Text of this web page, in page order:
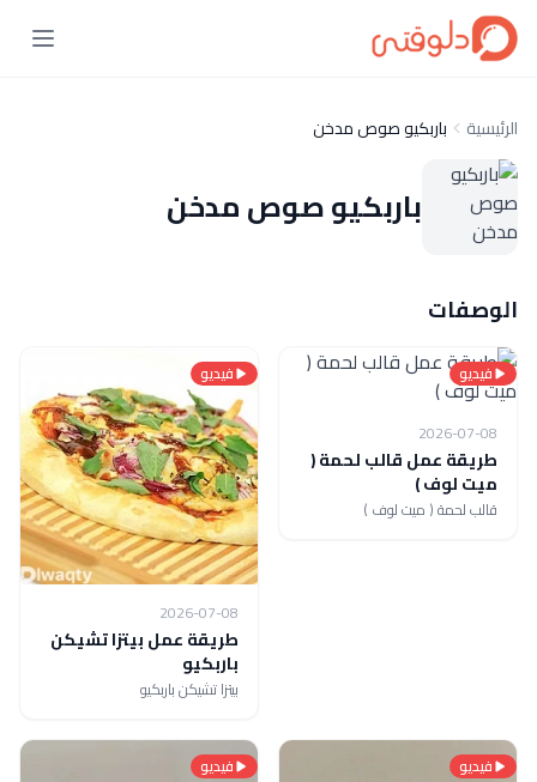
الرئيسية باربكيو صوص مدخن
باربكيو صوص مدخن
الوصفات
فيديو
2026-07-08
طريقة عمل قالب لحمة (
ميت لوف )
قالب لحمة ( ميت لوف )
فيديو
2026-07-08
طريقة عمل بيتزا تشيكن
باربكيو
بيتزا تشيكن باربكيو
فيديو فيديو